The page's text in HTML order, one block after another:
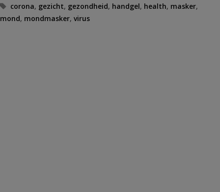
Tags
corona, gezicht, gezondheid, handgel, health, masker,
mond, mondmasker, virus